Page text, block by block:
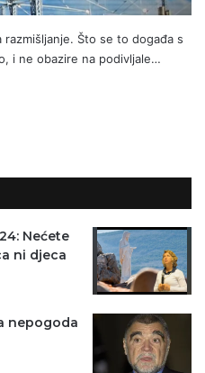
Što se to događa s
i ne obazire na podivljale…
Nećete
ni djeca
nepogoda